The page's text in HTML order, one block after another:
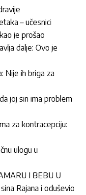
– učesnici
je prošao
dalje: Ovo je
Nije ih briga za
joj sin ima problem
za kontracepciju:
ulogu u
I BEBU U
Rajana i oduševio